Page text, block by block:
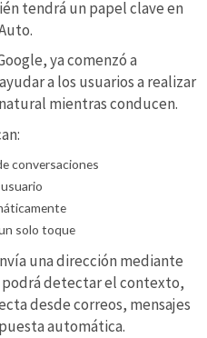
tendrá un papel clave en
ya comenzó a
a los usuarios a realizar
mientras conducen.
conversaciones
solo toque
una dirección mediante
podrá detectar el contexto,
desde correos, mensajes
automática.